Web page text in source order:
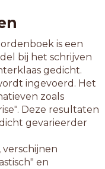
is een
bij het schrijven
gedicht.
ingevoerd. Het
zoals
Deze resultaten
gevarieerder
verschijnen
en